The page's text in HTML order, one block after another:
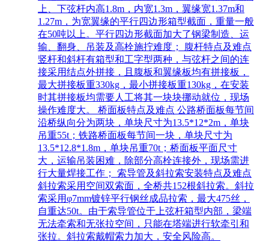
上、下弦杆内高1.8m，内宽1.3m，翼缘宽1.37m和
1.27m，为宽翼缘的平行四边形箱型截面，重量一般
在50吨以上。平行四边形截面加大了钢梁制造、运
输、翻身、吊装及高栓施拧难度； 腹杆特点及难点
竖杆和斜杆有箱型和工字型两种，与弦杆之间的连
接采用结点外拼接，且腹板和翼缘板均有拼接板，
最大拼接板重330kg，最小拼接板重130kg，在安装
时其拼接板均需要人工将其一块块挪动就位，现场
操作难度大。 桥面板特点及难点 公路桥面板每节间
沿桥纵向分为两块，单块尺寸为13.5*12*2m，单块
吊重55t；铁路桥面板每节间一块，单块尺寸为
13.5*12.8*1.8m，单块吊重70t；桥面板平面尺寸
大，运输吊装困难，除部分高栓连接外，现场需进
行大量焊接工作； 索导管及斜拉索安装特点及难点
斜拉索采用空间双索面，全桥共152根斜拉索。斜拉
索采用φ7mm镀锌平行钢丝成品拉索，最大475丝，
自重达50t。由于索导管位于上弦杆箱型内部，梁端
无法牵索和无张拉空间，只能在塔端进行软牵引和
张拉。斜拉索戴帽索力加大，安全风险高。